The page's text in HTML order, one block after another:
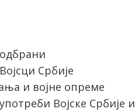
Србије
и војне опреме
Војске Србије и